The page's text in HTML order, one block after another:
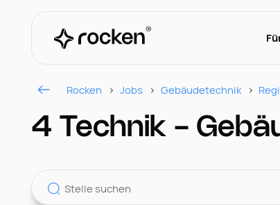
Rocken Jobs Gebäudetechnik
4 Technik -